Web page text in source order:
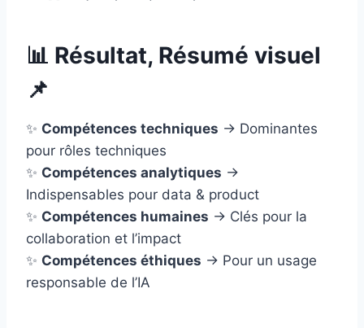
📊 Résultat, Résumé visuel
📌
✨ Compétences techniques → Dominantes
pour rôles techniques
✨ Compétences analytiques →
Indispensables pour data & product
✨ Compétences humaines → Clés pour la
collaboration et l’impact
✨ Compétences éthiques → Pour un usage
responsable de l’IA